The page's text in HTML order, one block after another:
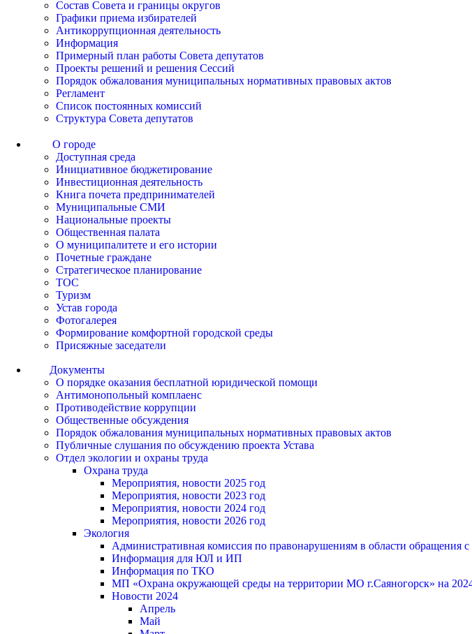
Состав Совета и границы округов
Графики приема избирателей
Антикоррупционная деятельность
Информация
Примерный план работы Совета депутатов
Проекты решений и решения Сессий
Порядок обжалования муниципальных нормативных правовых актов
Регламент
Список постоянных комиссий
Структура Совета депутатов
О городе
Доступная среда
Инициативное бюджетирование
Инвестиционная деятельность
Книга почета предпринимателей
Муниципальные СМИ
Национальные проекты
Общественная палата
О муниципалитете и его истории
Почетные граждане
Стратегическое планирование
ТОС
Туризм
Устав города
Фотогалерея
Формирование комфортной городской среды
Присяжные заседатели
Документы
О порядке оказания бесплатной юридической помощи
Антимонопольный комплаенс
Противодействие коррупции
Общественные обсуждения
Порядок обжалования муниципальных нормативных правовых актов
Публичные слушания по обсуждению проекта Устава
Отдел экологии и охраны труда
Охрана труда
Мероприятия, новости 2025 год
Мероприятия, новости 2023 год
Мероприятия, новости 2024 год
Мероприятия, новости 2026 год
Экология
Административная комиссия по правонарушениям в области обращения с
Информация для ЮЛ и ИП
Информация по ТКО
МП «Охрана окружающей среды на территории МО г.Саяногорск» на
Новости 2024
Апрель
Май